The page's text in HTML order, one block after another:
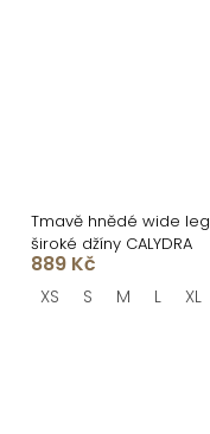
Tmavě hnědé wide leg
široké džíny CALYDRA
889 Kč
XS S M L XL